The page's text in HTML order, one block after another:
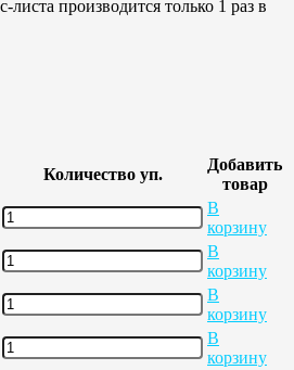
производится только 1 раз в
Количество уп.
Добавить
товар
В
корзину
В
корзину
В
корзину
В
корзину